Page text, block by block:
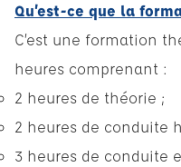
Qu’est-ce que la
C’est une formation
heures comprenant :
2 heures de théorie ;
2 heures de conduite
3 heures de conduite